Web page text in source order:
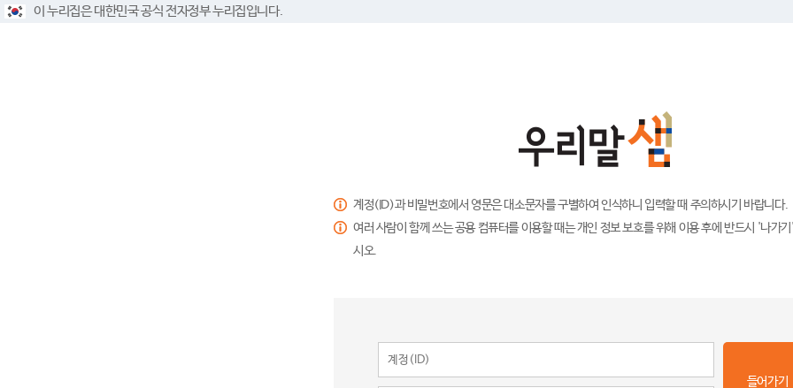
이 누리집은 대한민국 공식 전자정부 누리집입니다.
계정(ID)과 비밀번호에서 영문은 대소문자를 구별하여 인식하니 입력할 때 주의하시기 바랍니다.
여러 사람이 함께 쓰는 공용 컴퓨터를 이용할 때는 개인 정보 보호를 위해 이용 후에 반드시 '나가
시오.
들어가기